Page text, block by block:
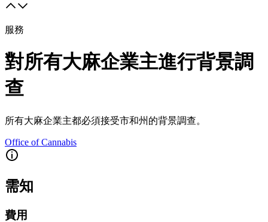
服務
對所有大麻企業主進行背景調
查
所有大麻企業主都必須接受市和州的背景調查。
Office of Cannabis
需知
費用